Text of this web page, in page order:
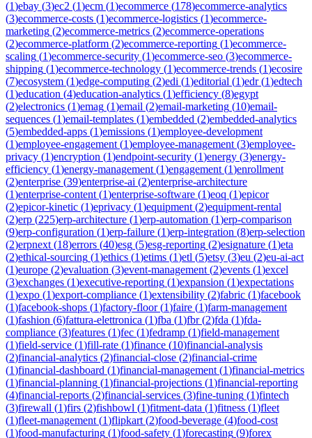
(1)ebay (3)ec2 (1)ecm (1)ecommerce (178)ecommerce-analytics
(3)ecommerce-costs (1)ecommerce-logistics (1)ecommerce-
marketing (2)ecommerce-metrics (2)ecommerce-operations
(2)ecommerce-platform (2)ecommerce-reporting (1)ecommerce-
scaling (1)ecommerce-security (1)ecommerce-seo (3)ecommerce-
shipping (1)ecommerce-technology (1)ecommerce-trends (1)ecosire
(7)ecosystem (1)edge-computing (2)edi (1)editorial (1)edr(1)edtech
(1)education (4)education-analytics (1)efficiency (8)egypt
(2)electronics (1)emag (1)email (2)email-marketing (10)email-
sequences (1)email-templates (1)embedded (2)embedded-analytics
(5)embedded-apps (1)emissions (1)employee-development
(1)employee-engagement (1)employee-management (3)employee-
privacy (1)encryption (1)endpoint-security (1)energy (3)energy-
efficiency (1)energy-management (1)engagement (1)enrollment
(2)enterprise (39)enterprise-ai (2)enterprise-architecture
(1)enterprise-content (1)enterprise-software (1)eoq (1)epicor
(2)epicor-kinetic (1)eprivacy (1)equipment (2)equipment-rental
(2)erp (225)erp-architecture (1)erp-automation (1)erp-comparison
(9)erp-configuration (1)erp-failure (1)erp-integration (8)erp-selection
(2)erpnext (18)errors (40)esg (5)esg-reporting (2)esignature (1)eta
(2)ethical-sourcing (1)ethics (1)etims (1)etl (5)etsy (3)eu (2)eu-ai-act
(1)europe (2)evaluation (3)event-management (2)events (1)excel
(3)exchanges (1)executive-reporting (1)expansion (1)expectations
(1)expo (1)export-compliance (1)extensibility (2)fabric (1)facebook
(1)facebook-shops (1)factory-floor(1)faire (1)farm-management
(1)fashion (6)fattura-elettronica (1)fba (1)fbr(2)fda (1)fda-
compliance (3)features (1)fec (1)fedramp (1)field-management
(1)field-service (1)fill-rate (1)finance (10)financial-analysis
(2)financial-analytics (2)financial-close (2)financial-crime
(1)financial-dashboard (1)financial-management (1)financial-metrics
(1)financial-planning (1)financial-projections (1)financial-reporting
(4)financial-reports (2)financial-services (3)fine-tuning (1)fintech
(3)firewall (1)firs (2)fishbowl (1)fitment-data (1)fitness (1)fleet
(1)fleet-management (1)flipkart (2)food-beverage (4)food-cost
(1)food-manufacturing (1)food-safety (1)forecasting (9)forex